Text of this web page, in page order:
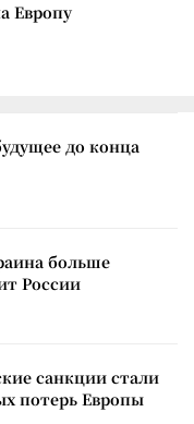
Европу
до конца
больше
России
санкции стали
потерь Европы